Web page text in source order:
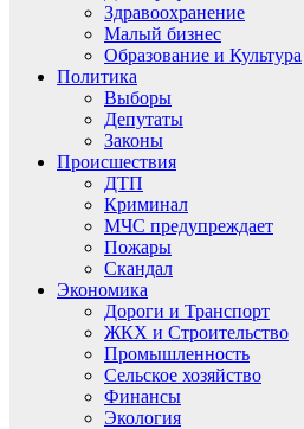
Здравоохранение
Малый бизнес
Образование и Культура
Политика
Выборы
Депутаты
Законы
Происшествия
ДТП
Криминал
МЧС предупреждает
Пожары
Скандал
Экономика
Дороги и Транспорт
ЖКХ и Строительство
Промышленность
Сельское хозяйство
Финансы
Экология